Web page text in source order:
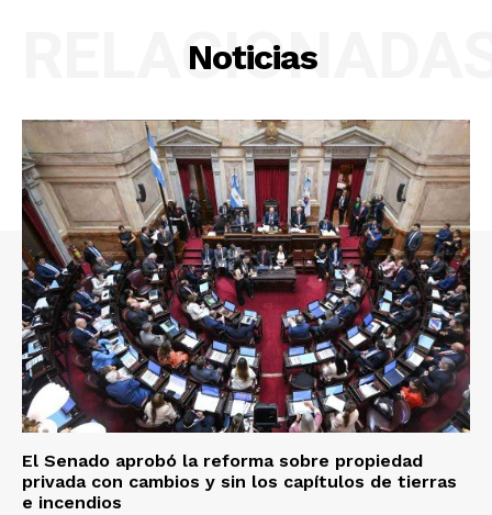
Noticias
El Senado aprobó la reforma sobre propiedad
privada con cambios y sin los capítulos de tierras
e incendios